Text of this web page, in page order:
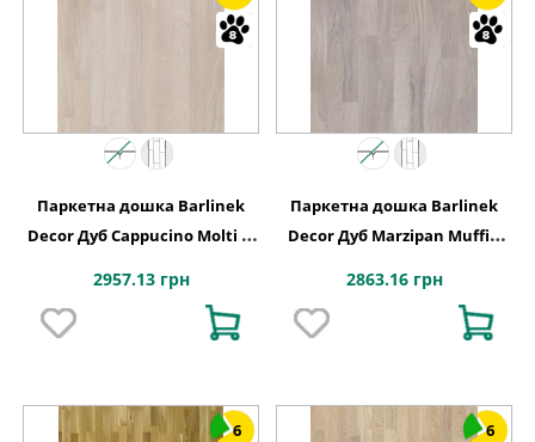
Паркетна дошка Barlinek
Decor Дуб Cappucino Molti 3-
2957.13 грн
Паркетна дошка Barlinek
Decor Дуб Marzipan Muffin
2863.16 грн
6 6